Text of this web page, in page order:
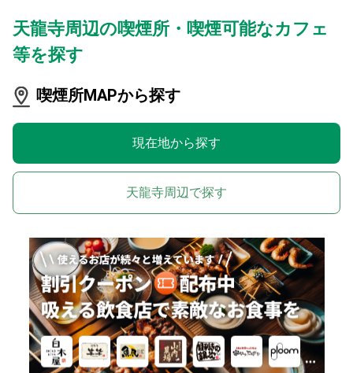
天龍寺周辺の喫煙所・喫煙可能なカフェ
等を探す
喫煙所MAPから探す
現在地から探す
天龍寺周辺で探す